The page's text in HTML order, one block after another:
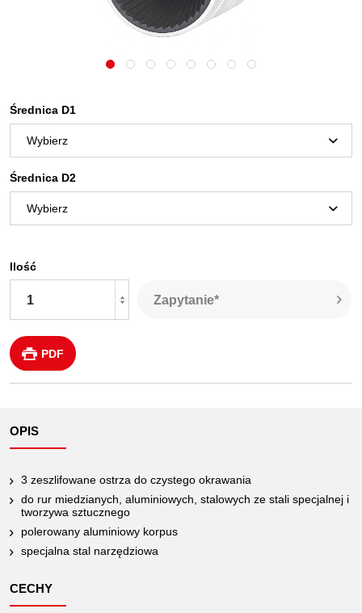
Średnica D1
Średnica D2
Ilość
Zapytanie*
PDF
OPIS
3 zeszlifowane ostrza do czystego okrawania
do rur miedzianych, aluminiowych, stalowych ze stali specjalnej i
tworzywa sztucznego
polerowany aluminiowy korpus
specjalna stal narzędziowa
CECHY